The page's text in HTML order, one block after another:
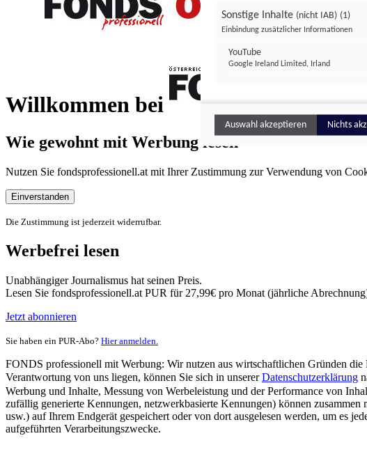
Willkommen bei
FONDS professionell
Wie gewohnt mit Werbung lesen
Nutzen Sie fondsprofessionell.at mit Ihrer Zustimmung zur Verwendung von
Einverstanden
Die Zustimmung ist jederzeit widerrufbar.
Werbefrei lesen
Unabhängiger Journalismus hat seinen Preis.
Lesen Sie fondsprofessionell.at PUR für 27,99€ pro Monat (jährliche
Jetzt abonnieren
Sie haben ein PUR-Abo? Hier anmelden.
FONDS professionell mit Werbung: Wir nutzen aus wirtschaftlichen Gründen
Verantwortung von uns liegen, können Sie sich in unsererDatenschutzerklärung
Werbung und Inhalte, Messung von Werbeleistung und der Performance von
zufällig generierte Kennungen, netzwerkbasierte Kennungen) können
usw.) auf Ihrem Endgerät gespeichert oder von dort ausgelesen werden, um es
aufgeführten Verarbeitungszwecke.
Sonstige Inhalte (nicht IAB) (1)
Einbindung zusätzlicher Informationen
YouTube
Google Ireland Limited, Irland
Auswahl akzeptieren Nichts